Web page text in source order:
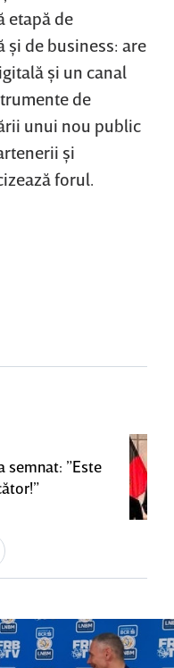
etapă de
şi de business: are
şi un canal
de
unui nou public
şi
forul.
semnat: ”Este